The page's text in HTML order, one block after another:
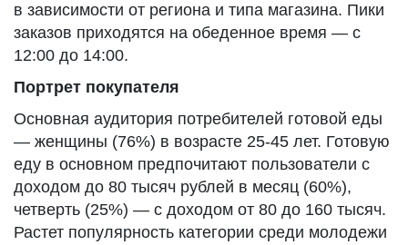
в зависимости от региона и типа магазина. Пики
заказов приходятся на обеденное время — с
12:00 до 14:00.
Портрет покупателя
Основная аудитория потребителей готовой еды
— женщины (76%) в возрасте 25-45 лет. Готовую
еду в основном предпочитают пользователи с
доходом до 80 тысяч рублей в месяц (60%),
четверть (25%) — с доходом от 80 до 160 тысяч.
Растет популярность категории среди молодежи